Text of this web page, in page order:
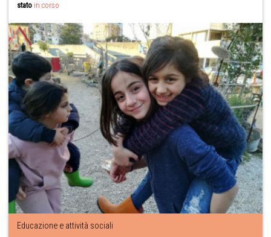
stato in corso
Educazione e attività sociali